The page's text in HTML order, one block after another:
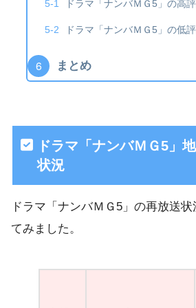
ドラマ「ナンバＭＧ5」の高
ドラマ「ナンバＭＧ5」の低
まとめ
ドラマ「ナンバＭＧ5」
状況
ドラマ「ナンバＭＧ5」の再放送
てみました。